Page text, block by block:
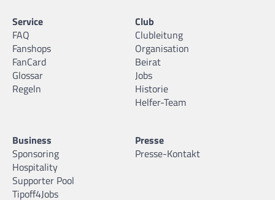
Service
FAQ
Fanshops
FanCard
Glossar
Regeln
Club
Clubleitung
Organisation
Beirat
Jobs
Historie
Helfer-Team
Business
Sponsoring
Hospitality
Supporter Pool
Tipoff4Jobs
Presse
Presse-Kontakt